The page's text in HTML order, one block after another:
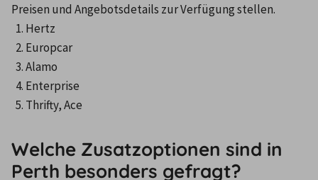
Preisen und Angebotsdetails zur Verfügung stellen.
Hertz
Europcar
Alamo
Enterprise
Thrifty, Ace
Welche Zusatzoptionen sind in
Perth besonders gefragt?